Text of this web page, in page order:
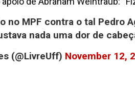
no MPF contra o tal Pedro
nada uma dor de
(@LivreUff) November 12,